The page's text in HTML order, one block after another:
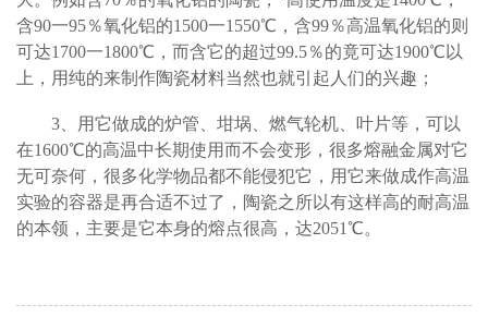
含90一95％氧化铝的1500一1550℃，含99％高温氧化铝的则
可达1700一1800℃，而含它的超过99.5％的竟可达1900℃以
上，用纯的来制作陶瓷材料当然也就引起人们的兴趣；
3 、用它做成的炉管、坩埚、燃气轮机、叶片等，可以
在1600℃的高温中长期使用而不会变形，很多熔融金属对它
无可奈何，很多化学物品都不能侵犯它，用它来做成作高温
实验的容器是再合适不过了，陶瓷之所以有这样高的耐高温
的本领，主要是它本身的熔点很高，达2051℃。